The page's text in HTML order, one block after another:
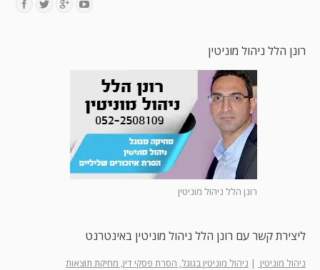
רונן הלל ניהול מוניטין
רונן הלל ניהול מוניטין
ליצירת קשר עם רונן הלל ניהול מוניטין באינטרנט
ניהול מוניטין | ניהול מוניטין בגוגל, הסרת פסקי דין, מחיקת תוצאות